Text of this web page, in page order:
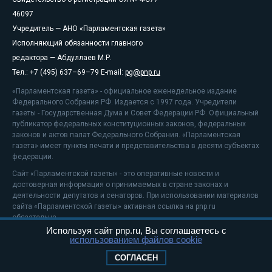
46097
Учредитель — АНО «Парламентская газета»
Исполняющий обязанности главного
редактора — Абдуллаев М.Р.
Тел.: +7 (495) 637–69–79 E-mail: pg@pnp.ru
«Парламентская газета» - официальное еженедельное издание
Федерального Собрания РФ. Издается с 1997 года. Учредители
газеты - Государственная Дума и Совет Федерации РФ. Официальный
публикатор федеральных конституционных законов, федеральных
законов и актов палат Федерального Собрания. «Парламентская
газета» имеет пункты печати и представительства в десяти субъектах
федерации.
Сайт «Парламентской газеты» - это оперативные новости и
достоверная информация о принимаемых в стране законах и
деятельности депутатов и сенаторов. При использовании материалов
сайта «Парламентской газеты» активная ссылка на pnp.ru
обязательна.
На информационном ресурсе применяютсярекомендательные
Положение о защите персональных данных
Используя сайт pnp.ru, Вы соглашаетесь с
использованием файлов cookie
СОГЛАСЕН